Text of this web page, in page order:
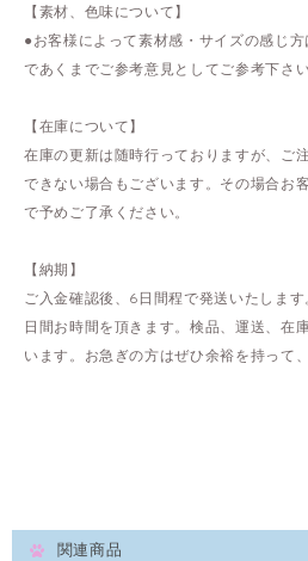
【素材、色味について】
●お客様によって素材感・サイズの感じ
であくまでご参考意見としてご参考下さい
【在庫について】
在庫の更新は随時行っておりますが、ご
できない場合もございます。その場合お
で予めご了承ください。
【納期】
ご入金確認後、6日間程で発送いたしま
日間お時間を頂きます。検品、運送、在
います。お急ぎの方はぜひ余裕を持って
関連商品